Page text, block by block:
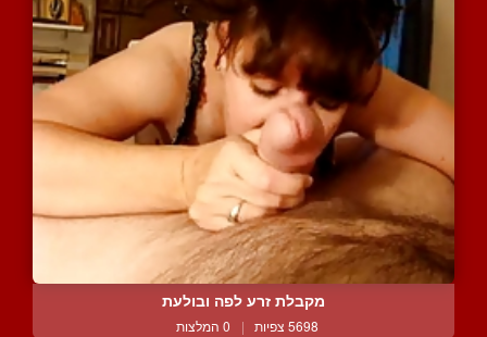
מקבלת זרע לפה ובולעת
5698 צפיות | 0 המלצות